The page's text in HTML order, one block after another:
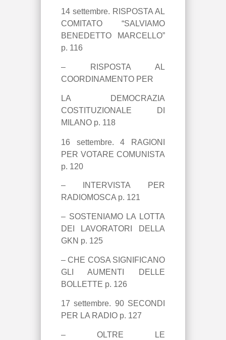
14 settembre. RISPOSTA AL
COMITATO “SALVIAMO
BENEDETTO MARCELLO”
p. 116
– RISPOSTA AL
COORDINAMENTO PER
LA DEMOCRAZIA
COSTITUZIONALE DI
MILANO p. 118
16 settembre.4 RAGIONI
PER VOTARE COMUNISTA
p. 120
– INTERVISTA PER
RADIOMOSCA p. 121
– SOSTENIAMO LA LOTTA
DEI LAVORATORI DELLA
GKN p. 125
– CHE COSA SIGNIFICANO
GLI AUMENTI DELLE
BOLLETTE p. 126
17 settembre. 90 SECONDI
PER LA RADIO p. 127
– OLTRE LE